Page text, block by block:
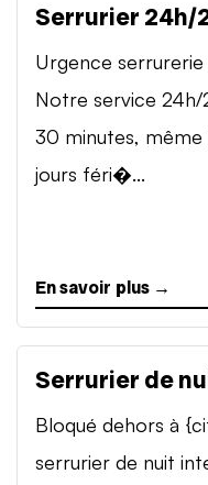
Serrurier 24h/
Urgence
Notre service
30 minutes, même
jours féri�...
En savoir plus →
Serrurier de
Bloqué dehors à
serrurier de nuit